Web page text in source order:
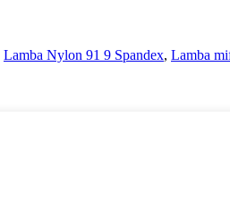
Lamba Nylon 91 9 Spandex, Lamba